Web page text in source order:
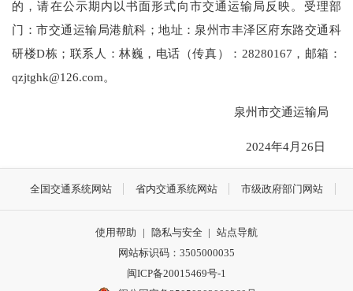
的，请在公示期内以书面形式向市交通运输局反映。受理部
门：市交通运输局港航科；地址：泉州市丰泽区府东路交通科
研楼D栋；联系人：林巍，电话（传真）：28280167，邮箱：
qzjtghk@126.com。
泉州市交通运输局
2024年4月26日
全国交通系统网站 省内交通系统网站 市级政府部门网站
使用帮助 | 隐私与安全 | 站点导航
网站标识码：3505000035
闽ICP备20015469号-1